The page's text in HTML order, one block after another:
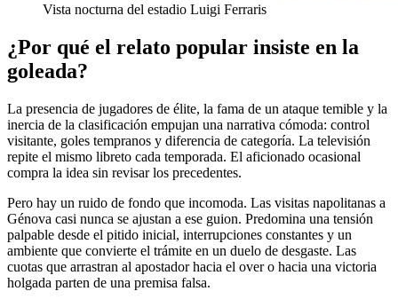
Vista nocturna del estadio Luigi Ferraris
¿Por qué el relato popular insiste en la
goleada?
La presencia de jugadores de élite, la fama de un ataque temible y la
inercia de la clasificación empujan una narrativa cómoda: control
visitante, goles tempranos y diferencia de categoría. La televisión
repite el mismo libreto cada temporada. El aficionado ocasional
compra la idea sin revisar los precedentes.
Pero hay un ruido de fondo que incomoda. Las visitas napolitanas a
Génova casi nunca se ajustan a ese guion. Predomina una tensión
palpable desde el pitido inicial, interrupciones constantes y un
ambiente que convierte el trámite en un duelo de desgaste. Las
cuotas que arrastran al apostador hacia el over o hacia una victoria
holgada parten de una premisa falsa.